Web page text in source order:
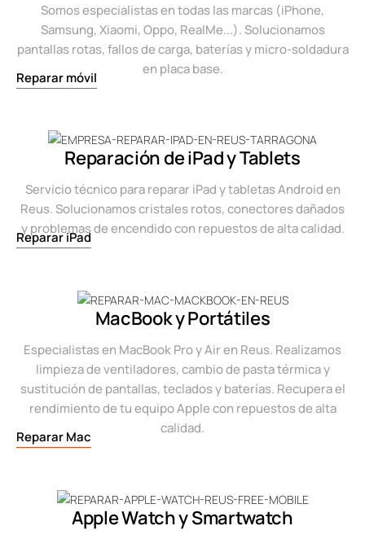
Somos especialistas en todas las marcas (iPhone,
Samsung, Xiaomi, Oppo, RealMe...). Solucionamos
pantallas rotas, fallos de carga, baterías y micro-soldadura
en placa base.
Reparar móvil
Reparación de iPad y Tablets
Servicio técnico para reparar iPad y tabletas Android en
Reus. Solucionamos cristales rotos, conectores dañados
y problemas de encendido con repuestos de alta calidad.
Reparar iPad
MacBook y Portátiles
Especialistas en MacBook Pro y Air en Reus. Realizamos
limpieza de ventiladores, cambio de pasta térmica y
sustitución de pantallas, teclados y baterías. Recupera el
rendimiento de tu equipo Apple con repuestos de alta
calidad.
Reparar Mac
Apple Watch y Smartwatch